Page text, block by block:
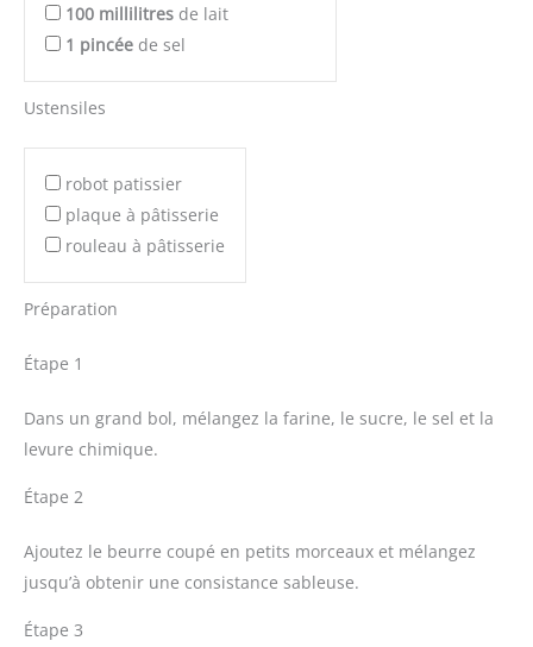
100 millilitres de lait
1 pincée de sel
Ustensiles
robot patissier
plaque à pâtisserie
rouleau à pâtisserie
Préparation
Étape 1
Dans un grand bol, mélangez la farine, le sucre, le sel et la
levure chimique.
Étape 2
Ajoutez le beurre coupé en petits morceaux et mélangez
jusqu’à obtenir une consistance sableuse.
Étape 3